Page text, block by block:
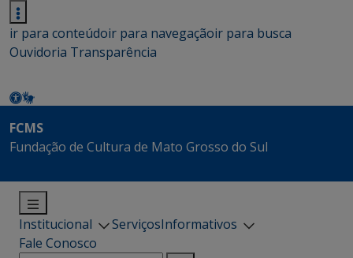
ir para conteúdoir para navegaçãoir para busca
Ouvidoria Transparência
FCMS
Fundação de Cultura de Mato Grosso do Sul
Institucional ServiçosInformativos
Fale Conosco